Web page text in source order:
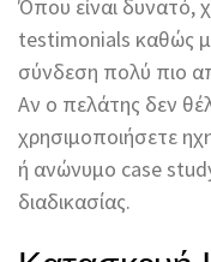
Όπου είναι δυνατό,
testimonials καθώς
σύνδεση πολύ πιο
Αν ο πελάτης δεν
χρησιμοποιήσετε
ή ανώνυμο case
διαδικασίας.